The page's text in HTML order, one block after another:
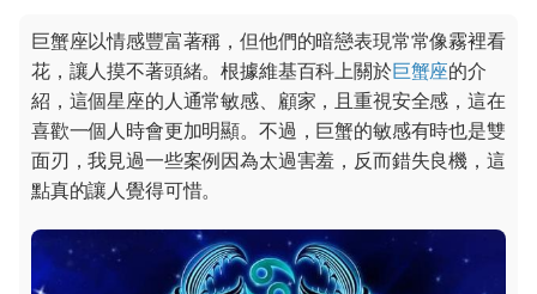
巨蟹座以情感豐富著稱，但他們的暗戀表現常常像霧裡看
花，讓人摸不著頭緒。根據維基百科上關於巨蟹座的介
紹，這個星座的人通常敏感、顧家，且重視安全感，這在
喜歡一個人時會更加明顯。不過，巨蟹的敏感有時也是雙
面刃，我見過一些案例因為太過害羞，反而錯失良機，這
點真的讓人覺得可惜。